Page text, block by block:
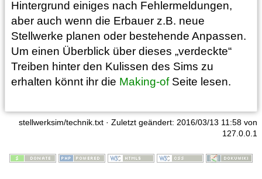
Hintergrund einiges nach Fehlermeldungen,
aber auch wenn die Erbauer z.B. neue
Stellwerke planen oder bestehende Anpassen.
Um einen Überblick über dieses „verdeckte“
Treiben hinter den Kulissen des Sims zu
erhalten könnt ihr die Making-ofSeite lesen.
stellwerksim/technik.txt · Zuletzt geändert: 2016/03/13 11:58 von
127.0.0.1